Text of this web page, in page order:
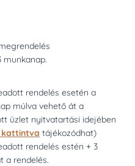
munkanap.
rendelés esetén a
múlva vehető át a
üzlet nyitvatartási idejében
kattintva tájékozódhat)
rendelés estén + 3
a rendelés.